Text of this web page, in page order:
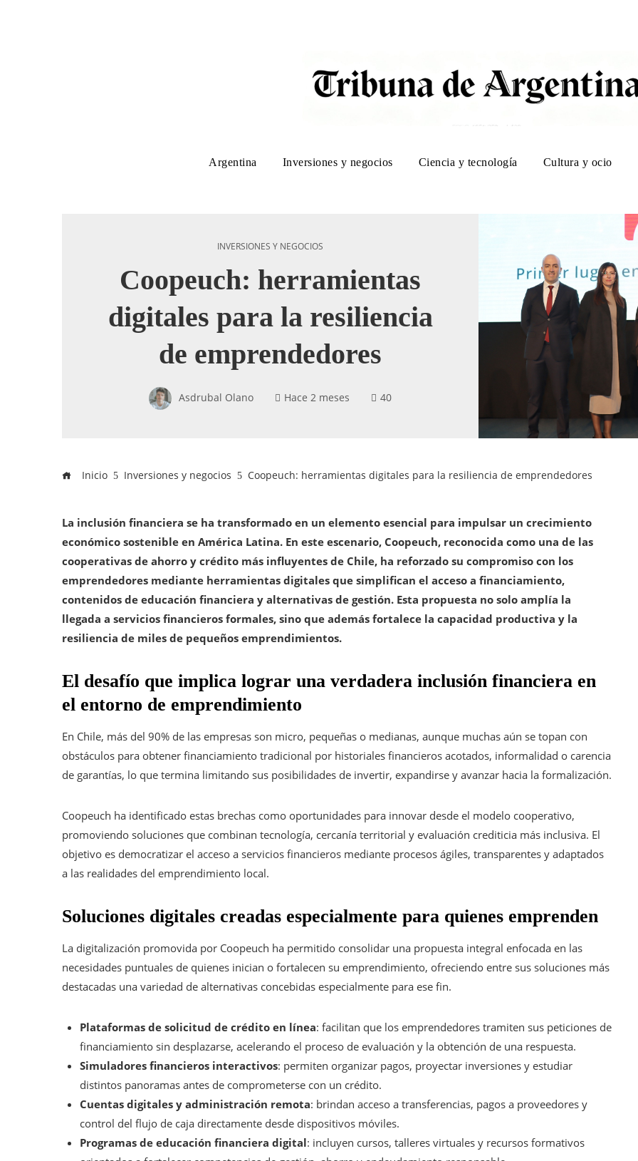
Argentina Inversiones y negocios Ciencia y tecnología Cultura y ocio
INVERSIONES Y NEGOCIOS
Coopeuch: herramientas
digitales para la resiliencia
de emprendedores
Asdrubal Olano Hace 2 meses 40
Inicio Inversiones y negocios Coopeuch: herramientas digitales para la resiliencia de emprendedores
La inclusión financiera se ha transformado en un elemento esencial para impulsar un crecimiento
económico sostenible en América Latina. En este escenario, Coopeuch, reconocida como una de las
cooperativas de ahorro y crédito más influyentes de Chile, ha reforzado su compromiso con los
emprendedores mediante herramientas digitales que simplifican el acceso a financiamiento,
contenidos de educación financiera y alternativas de gestión. Esta propuesta no solo amplía la
llegada a servicios financieros formales, sino que además fortalece la capacidad productiva y la
resiliencia de miles de pequeños emprendimientos.
El desafío que implica lograr una verdadera inclusión financiera en
el entorno de emprendimiento
En Chile, más del 90% de las empresas son micro, pequeñas o medianas, aunque muchas aún se topan con
obstáculos para obtener financiamiento tradicional por historiales financieros acotados, informalidad o carencia
de garantías, lo que termina limitando sus posibilidades de invertir, expandirse y avanzar hacia la formalización.
Coopeuch ha identificado estas brechas como oportunidades para innovar desde el modelo cooperativo,
promoviendo soluciones que combinan tecnología, cercanía territorial y evaluación crediticia más inclusiva. El
objetivo es democratizar el acceso a servicios financieros mediante procesos ágiles, transparentes y adaptados
a las realidades del emprendimiento local.
Soluciones digitales creadas especialmente para quienes emprenden
La digitalización promovida por Coopeuch ha permitido consolidar una propuesta integral enfocada en las
necesidades puntuales de quienes inician o fortalecen su emprendimiento, ofreciendo entre sus soluciones más
destacadas una variedad de alternativas concebidas especialmente para ese fin.
Plataformas de solicitud de crédito en línea: facilitan que los emprendedores tramiten sus peticiones de
financiamiento sin desplazarse, acelerando el proceso de evaluación y la obtención de una respuesta.
Simuladores financieros interactivos: permiten organizar pagos, proyectar inversiones y estudiar
distintos panoramas antes de comprometerse con un crédito.
Cuentas digitales y administración remota: brindan acceso a transferencias, pagos a proveedores y
control del flujo de caja directamente desde dispositivos móviles.
Programas de educación financiera digital: incluyen cursos, talleres virtuales y recursos formativos